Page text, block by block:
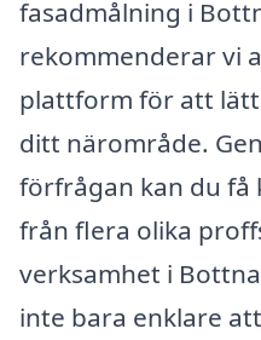
fasadmålning i
rekommenderar vi
plattform för att
ditt närområde.
förfrågan kan du
från flera olika
verksamhet i
inte bara enklare